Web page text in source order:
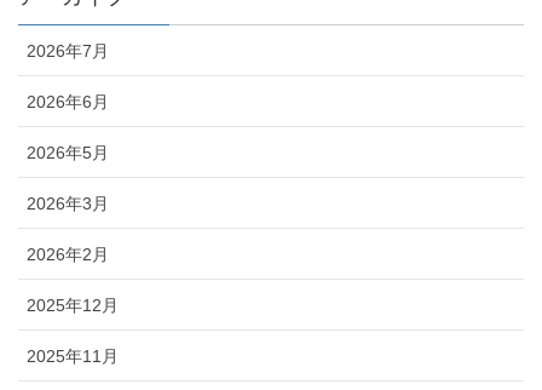
2026年7月
2026年6月
2026年5月
2026年3月
2026年2月
2025年12月
2025年11月